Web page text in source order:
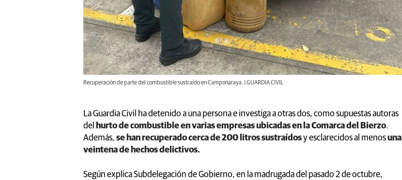
Recuperación de parte del combustible sustraído en Camponaraya. | GUARDIA CIVIL
La Guardia Civil ha detenido a una persona e investiga a otras dos, como supuestas autoras
del
hurto de combustible en varias empresas ubicadas en la Comarca del Bierzo.
Además, se han recuperado cerca de 200 litros sustraídosy esclarecidos al menosuna
veintena de hechos delictivos.
Según explica Subdelegación de Gobierno, en la madrugada del pasado 2 de octubre,